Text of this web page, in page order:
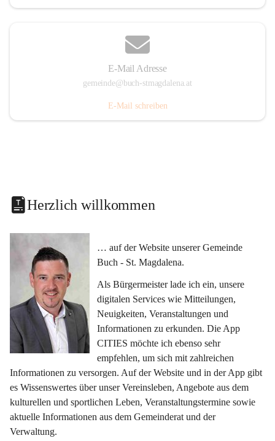
E-Mail Adresse
gemeinde@buch-stmagdalena.at
E-Mail schreiben
Herzlich willkommen
… auf der Website unserer Gemeinde
Buch - St. Magdalena.
Als Bürgermeister lade ich ein, unsere
digitalen Services wie Mitteilungen,
Neuigkeiten, Veranstaltungen und
Informationen zu erkunden. Die App
CITIES möchte ich ebenso sehr
empfehlen, um sich mit zahlreichen
Informationen zu versorgen. Auf der Website und in der App gibt
es Wissenswertes über unser Vereinsleben, Angebote aus dem
kulturellen und sportlichen Leben, Veranstaltungstermine sowie
aktuelle Informationen aus dem Gemeinderat und der
Verwaltung.